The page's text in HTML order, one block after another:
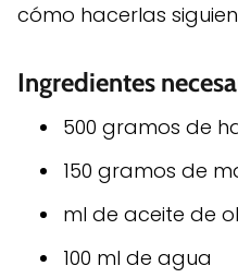
cómo hacerlas
Ingredientes
500 gramos de
150 gramos de
ml de aceite de
100 ml de agua